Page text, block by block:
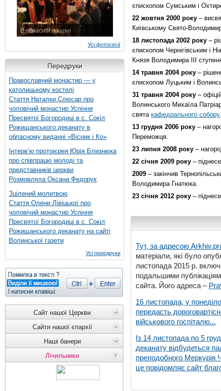
В обласній лікарні
Усі фотосесії
Передруки
Православний монастир — у
католицькому костелі
Стаття Наталки Слюсар про
чоловічий монастир Успіння
Пресвятої Богородиці в с. Сокіл
Рожищанського деканату в
обласному виданні «Вісник і Ко»
Інтерв’ю протоієрея Юрія Близнюка
про співпрацю молоді та
представників церкви
Розмовляла Оксана Федорук
Зцілений молитвою
Стаття Олени Лівіцької про
чоловічий монастир Успіння
Пресвятої Богородиці в с. Сокіл
Рожищанського деканату на сайті
Волинської газети
Усі передруки
Сайт нашої Церкви
Сайти нашої єпархії
Наші банери
Лічильники
єпископом Сумським і
22 жовтня 2000 року –
Київському Свято-
18 листопада 2002 року –
єпископом Чернігівським і
Князя Володимира ІІІ
14 травня 2004 року –
єпископом Луцьким і
31 травня 2004 року –
Волинського Михаїла
свята кафедрального собору
13 грудня 2006 року –
Переможця.
23 липня 2008 року –
22 січня 2009 року –
2009 – закінчив
Володимира Гнатюка.
23 січня 2012 року –
Тут, за адресою
матеріали, які було
листопада 2015 р.
подальшими
сайта. Його адреса –
16 листопада, у
передасть
військового госпіталю...
Із 14 листопада по 5
деканату відбудеться
преподобного Меркурія
це повідомляє сайт